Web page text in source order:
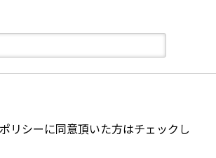
リシーに同意頂いた方はチェックし